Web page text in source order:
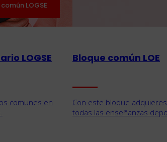
LOGSE
LOGSE
comunes en
Bloque común LOE
Con este bloque
todas las enseñanzas